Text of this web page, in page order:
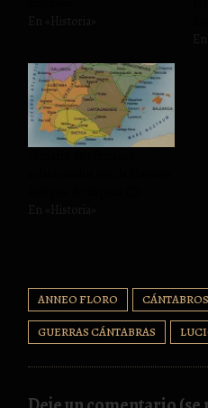
ANNEO FLORO CÁNTABROS
GUERRAS CÁNTABRAS